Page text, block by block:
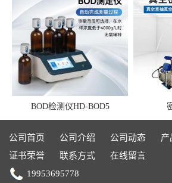
BOD检测仪HD-BOD5
公司首页 公司介绍 公司动态
产
证书荣誉
联系方式
在线留言
19953695778